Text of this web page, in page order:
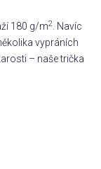
180 g/m2
. Navíc
vypráních
– naše trička